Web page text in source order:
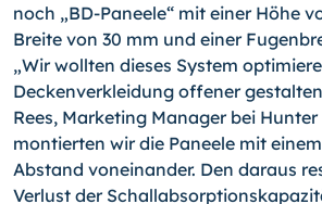
noch „BD-Paneele“ mit einer Höhe
Breite von 30 mm und einer
„Wir wollten dieses System
Decken­verkleidung offener
Rees, Marketing Manager bei
montierten wir die Paneele mit
Abstand voneinander. Den daraus
Verlust der